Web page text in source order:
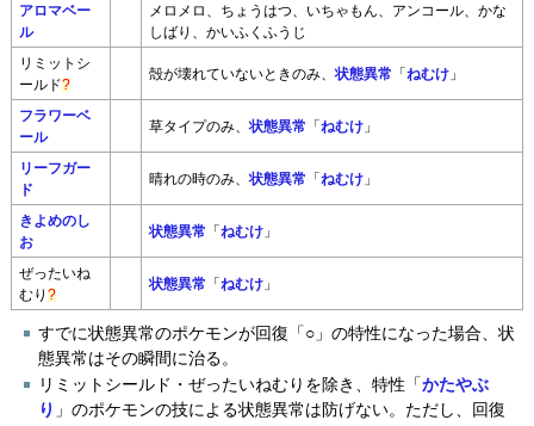
アロマベー
ル
メロメロ、ちょうはつ、いちゃもん、アンコール、かな
しばり、かいふくふうじ
リミットシ
ールド?
殻が壊れていないときのみ、状態異常 「 ねむけ」
フラワーベ
ール
草タイプのみ、状態異常 「 ねむけ」
リーフガー
ド
晴れの時のみ、状態異常 「 ねむけ」
きよめのし
お
状態異常 「 ねむけ」
ぜったいね
むり ?
状態異常 「 ねむけ」
すでに状態異常のポケモンが回復「○」の特性になった場合、状
態異常はその瞬間に治る。
リミットシールド・ぜったいねむりを除き、特性「かたやぶ
り 」のポケモンの技による状態異常は防げない。ただし、回復